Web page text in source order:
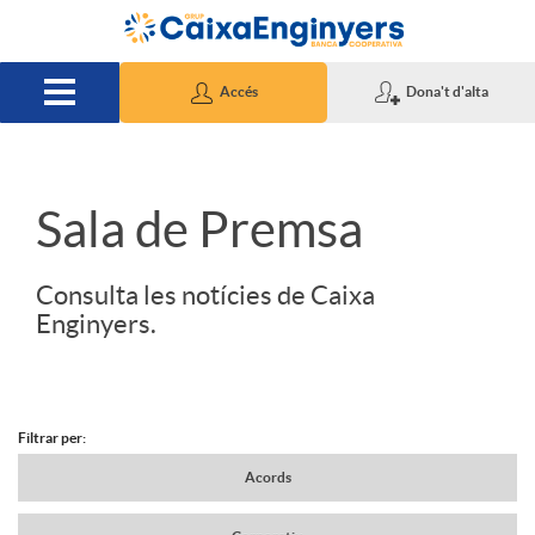
Salta al contingut principal
Accés Dona't d'alta
S
d
Sala de Premsa
Consulta les notícies de Caixa
Enginyers.
N
Filtrar per:
Acords